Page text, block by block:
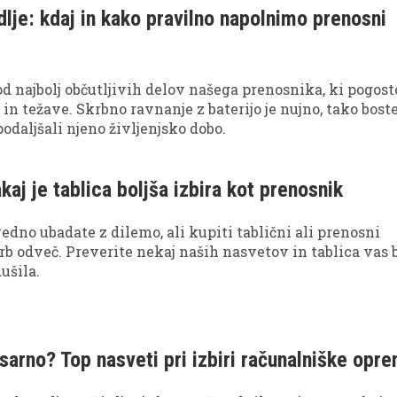
Argument, da gre le za brezplodno zapravljanje časa,
trhlih temeljih. Če tudi vas srbijo prsti in se želite
Preden na slepo kupite prvi igričarski računalnik, ki
zagreti prodajalec, preberite tri nasvete, ki vam
precej denarja (in tudi precej glavobolov).
kdaj in kako pravilno napolnimo prenosni
najbolj občutljivih delov našega prenosnika, ki
težave. Skrbno ravnanje z baterijo je nujno, tako boste
njeno življenjsko dobo.
je tablica boljša izbira kot prenosnik
ubadate z dilemo, ali kupiti tablični ali prenosni
odveč. Preverite nekaj naših nasvetov in tablica vas
Top nasveti pri izbiri računalniške